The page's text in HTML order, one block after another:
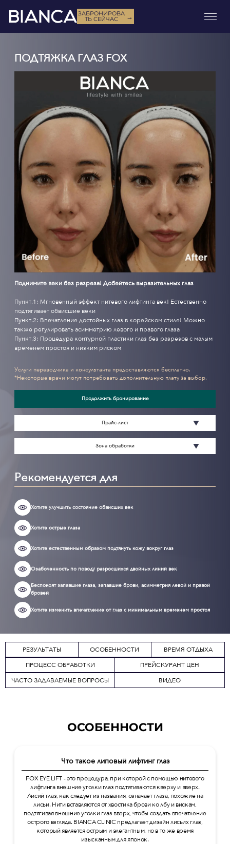
ЗАБРОНИРОВА
ТЬ СЕЙЧАС →
ПОДТЯЖКА ГЛАЗ FOX
Поднимите веки без разреза! Добейтесь выразительных глаз
Пункт.1: Мгновенный эффект нитевого лифтинга век! Естественно
подтягивает обвисшие веки
Пункт.2: Впечатление достойных глаз в корейском стиле! Можно
также регулировать асимметрию левого и правого глаза
Пункт.3: Процедура контурной пластики глаз без разрезов с малым
временем простоя и низким риском
Услуги переводчика и консультанта предоставляются бесплатно.
*Некоторые врачи могут потребовать дополнительную плату за выбор.
Продолжить бронирование
Прайс-лист
Зона обработки
Рекомендуется для
Хотите улучшить состояние обвисших век
Хотите острые глаза
Хотите естественным образом подтянуть кожу вокруг глаз
Озабоченность по поводу разросшихся двойных линий век
Беспокоят запавшие глаза, запавшие брови, асимметрия левой и правой
бровей
Хотите изменить впечатление от глаз с минимальным временем простоя
РЕЗУЛЬТАТЫ ОСОБЕННОСТИ
ВРЕМЯ ОТДЫХА
ПРОЦЕСС ОБРАБОТКИ
ПРЕЙСКУРАНТ ЦЕН
ЧАСТО ЗАДАВАЕМЫЕ ВОПРОСЫ
ВИДЕО
ОСОБЕННОСТИ
Что такое липовый лифтинг глаз
FOX EYE LIFT - это процедура, при которой с помощью нитевого
лифтинга внешние уголки глаз подтягиваются кверху и вверх.
Лисий глаз, как следует из названия, означает глаза, похожие на
лисьи. Нити вставляются от хвостика брови ко лбу и вискам,
подтягивая внешние уголки глаз вверх, чтобы создать впечатление
острого взгляда. BIANCA CLINIC предлагает дизайн лисьих глаз,
который является острым и элегантным, но в то же время
изысканным для японок.